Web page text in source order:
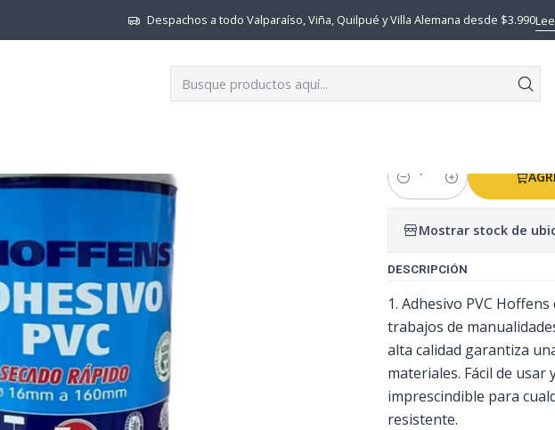
Despachos a todo Valparaíso, Viña, Quilpué y Villa Alemana desde $3.990
SILICONAS,PEGAMENTOS,ADHESIVOS ADHESIVO PVC HOFFENS 240CC
ADHESIVO
Cantidad
Mostrar stock de
DESCRIPCIÓN
1. Adhesivo PVC
trabajos de
alta calidad garantiza
materiales. Fácil de
imprescindible para
resistente.